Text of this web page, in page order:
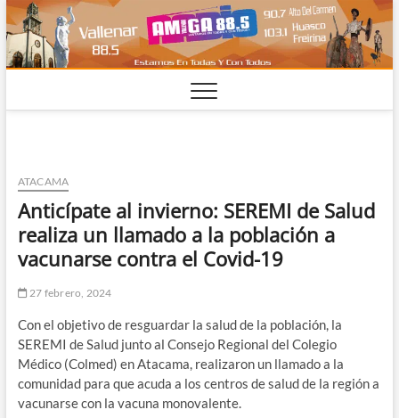
Saltar
al
contenido
ATACAMA
Anticípate al invierno: SEREMI de Salud
realiza un llamado a la población a
vacunarse contra el Covid-19
27 febrero, 2024
Con el objetivo de resguardar la salud de la población, la
SEREMI de Salud junto al Consejo Regional del Colegio
Médico (Colmed) en Atacama, realizaron un llamado a la
comunidad para que acuda a los centros de salud de la región a
vacunarse con la vacuna monovalente.